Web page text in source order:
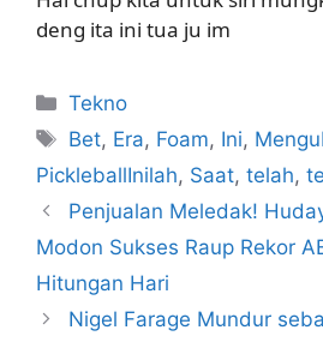
deng ita ini tua ju im
Kategori
Tekno
Tag
Bet, Era, Foam, Ini,
PickleballInilah, Saat, telah,
Penjualan Meledak!
Modon Sukses Raup Rekor
Hitungan Hari
Nigel Farage Mundur